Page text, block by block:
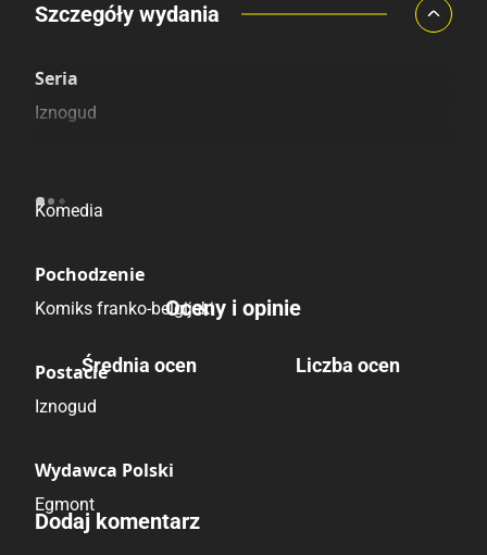
Porównaj ceny
Szczegóły wydania
Seria
Iznogud
Komedia
Pochodzenie
Komiks franko-belgijski
Postacie
Iznogud
Wydawca Polski
Egmont
Oceny i opinie
Średnia ocen
Brak głosów
Liczba ocen
Brak opinii.
Dodaj komentarz